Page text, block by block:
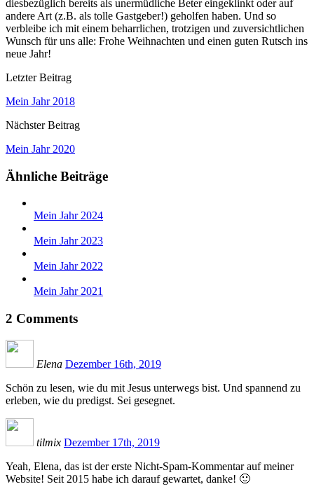
diesbezüglich bereits als unermüdliche Beter eingeklinkt oder auf
andere Art (z.B. als tolle Gastgeber!) geholfen haben. Und so
verbleibe ich mit einem beharrlichen, trotzigen und zuversichtlichen
Wunsch für uns alle: Frohe Weihnachten und einen guten Rutsch ins
neue Jahr!
Letzter Beitrag
Mein Jahr 2018
Nächster Beitrag
Mein Jahr 2020
Ähnliche Beiträge
Mein Jahr 2024
Mein Jahr 2023
Mein Jahr 2022
Mein Jahr 2021
2 Comments
Elena Dezember 16th, 2019
Schön zu lesen, wie du mit Jesus unterwegs bist. Und spannend zu
erleben, wie du predigst. Sei gesegnet.
tilmix Dezember 17th, 2019
Yeah, Elena, das ist der erste Nicht-Spam-Kommentar auf meiner
Website! Seit 2015 habe ich darauf gewartet, danke! 🙂